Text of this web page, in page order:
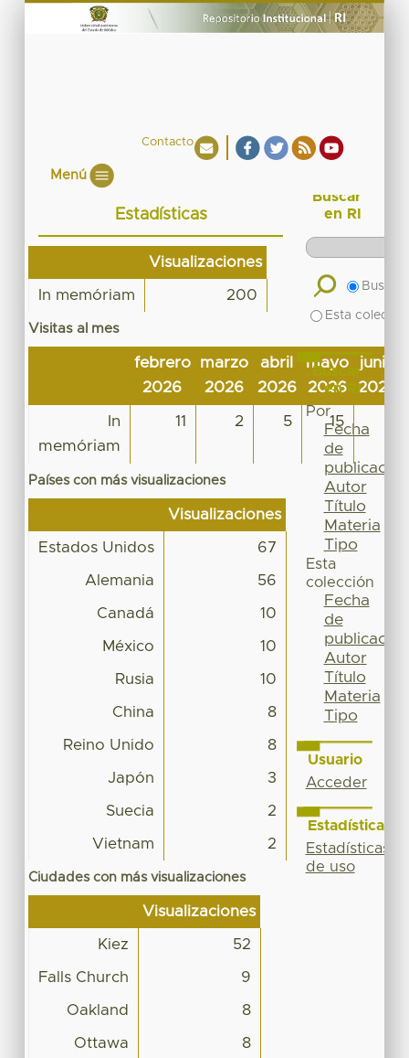
Contacto
Menú
Estadísticas
Visualizaciones
In memóriam 200
Visitas al mes
febrero
2026
marzo
2026
abril
2026
mayo
2026
junio
2026
In
memóriam
11 2 5 15
Países con más visualizaciones
Visualizaciones
Estados Unidos 67
Alemania 56
Canadá 10
México 10
Rusia 10
China 8
Reino Unido 8
Japón 3
Suecia 2
Vietnam 2
Ciudades con más visualizaciones
Visualizaciones
Kiez 52
Falls Church 9
Oakland 8
Ottawa 8
Buscar
en RI
Buscar
Esta
Buscar
en RI
Por
Fecha
de
publicación
Autor
Título
Materia
Tipo
Esta
colección
Fecha
de
publicación
Autor
Título
Materia
Tipo
Usuario
Acceder
Estadísticas
Estadísticas
de uso